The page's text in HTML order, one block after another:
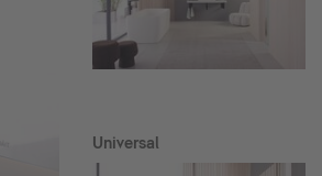
Universal